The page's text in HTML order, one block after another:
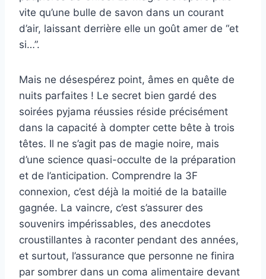
vite qu’une bulle de savon dans un courant
d’air, laissant derrière elle un goût amer de “et
si…”.
Mais ne désespérez point, âmes en quête de
nuits parfaites ! Le secret bien gardé des
soirées pyjama réussies réside précisément
dans la capacité à dompter cette bête à trois
têtes. Il ne s’agit pas de magie noire, mais
d’une science quasi-occulte de la préparation
et de l’anticipation. Comprendre la 3F
connexion, c’est déjà la moitié de la bataille
gagnée. La vaincre, c’est s’assurer des
souvenirs impérissables, des anecdotes
croustillantes à raconter pendant des années,
et surtout, l’assurance que personne ne finira
par sombrer dans un coma alimentaire devant